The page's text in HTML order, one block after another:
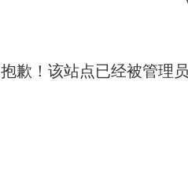
抱歉！该站点已经被管理